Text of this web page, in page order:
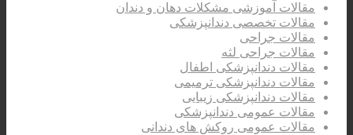
مقالات آموزشی مشکلات دهان و دندان
مقالات تخصصی دندانپزشکی
مقالات جراحی
مقالات جراحی لثه
مقالات دندانپزشکی اطفال
مقالات دندانپزشکی ترمیمی
مقالات دندانپزشکی زیبایی
مقالات عمومی دندانپزشکی
مقالات عمومی روکش های دندانی